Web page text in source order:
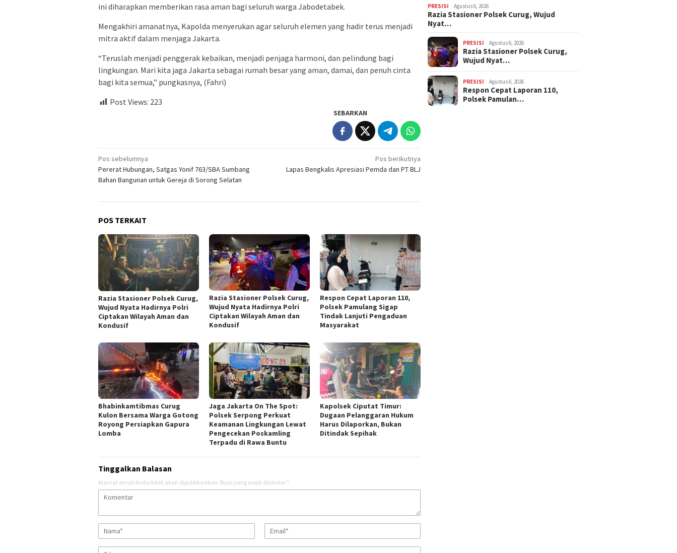
ini diharapkan memberikan rasa aman bagi seluruh warga Jabodetabek.
Mengakhiri amanatnya, Kapolda menyerukan agar seluruh elemen yang hadir terus menjadi
mitra aktif dalam menjaga Jakarta.
“Teruslah menjadi penggerak kebaikan, menjadi penjaga harmoni, dan pelindung bagi
lingkungan. Mari kita jaga Jakarta sebagai rumah besar yang aman, damai, dan penuh cinta
bagi kita semua,” pungkasnya, (Fahri)
Post Views: 223
SEBARKAN
Navigasi
pos
Pos sebelumnya
Pererat Hubungan, Satgas Yonif 763/SBA Sumbang
Bahan Bangunan untuk Gereja di Sorong Selatan
Pos berikutnya
Lapas Bengkalis Apresiasi Pemda dan PT BLJ
POS TERKAIT
Razia Stasioner Polsek Curug,
Wujud Nyata Hadirnya Polri
Ciptakan Wilayah Aman dan
Kondusif
Razia Stasioner Polsek Curug,
Wujud Nyata Hadirnya Polri
Ciptakan Wilayah Aman dan
Kondusif
Respon Cepat Laporan 110,
Polsek Pamulang Sigap
Tindak Lanjuti Pengaduan
Masyarakat
Bhabinkamtibmas Curug
Kulon Bersama Warga Gotong
Royong Persiapkan Gapura
Lomba
Jaga Jakarta On The Spot:
Polsek Serpong Perkuat
Keamanan Lingkungan Lewat
Pengecekan Poskamling
Terpadu di Rawa Buntu
Kapolsek Ciputat Timur:
Dugaan Pelanggaran Hukum
Harus Dilaporkan, Bukan
Ditindak Sepihak
Tinggalkan Balasan
Alamat email Anda tidak akan dipublikasikan. Ruas yang wajib ditandai *
PRESISI Agustus 6, 2026
Razia Stasioner Polsek Curug, Wujud
Nyat…
PRESISI Agustus 6, 2026
Razia Stasioner Polsek Curug,
Wujud Nyat…
PRESISI Agustus 6, 2026
Respon Cepat Laporan 110,
Polsek Pamulan…